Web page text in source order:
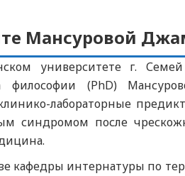
Мансуровой
университете г.
философии (PhD)
лабораторные
синдромом после
кафедры интернатуры по